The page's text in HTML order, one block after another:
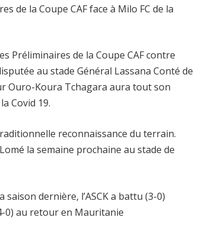
de la Coupe CAF face à Milo FC de la
Préliminaires de la Coupe CAF contre
au stade Général Lassana Conté de
Ouro-Koura Tchagara aura tout son
Covid 19.
reconnaissance du terrain.
la semaine prochaine au stade de
dernière, l’ASCK a battu (3-0)
0) au retour en Mauritanie